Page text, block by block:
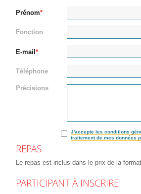
Prénom
Fonction
E-mail
Téléphone
Précisions
J'accepte les conditions
traitement de mes données
REPAS
Le repas est inclus dans le prix de la
PARTICIPANT À INSCRIRE